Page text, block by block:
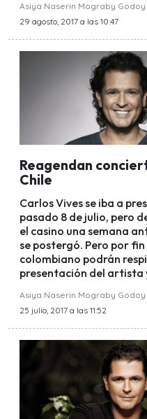
Asiya Naserin Mograby Godoy
29 agosto, 2017 a las 10:47
Reagendan
Chile
Carlos Vives se iba a
pasado 8 de julio, pero
el casino una semana
se postergó. Pero por
colombiano podrán
presentación del artista
Asiya Naserin Mograby Godoy
25 julio, 2017 a las 11:52